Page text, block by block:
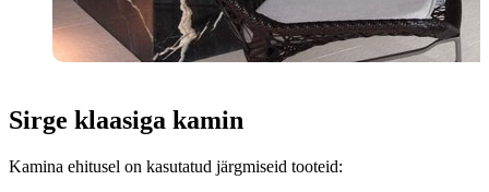
Sirge klaasiga kamin
Kamina ehitusel on kasutatud järgmiseid tooteid: